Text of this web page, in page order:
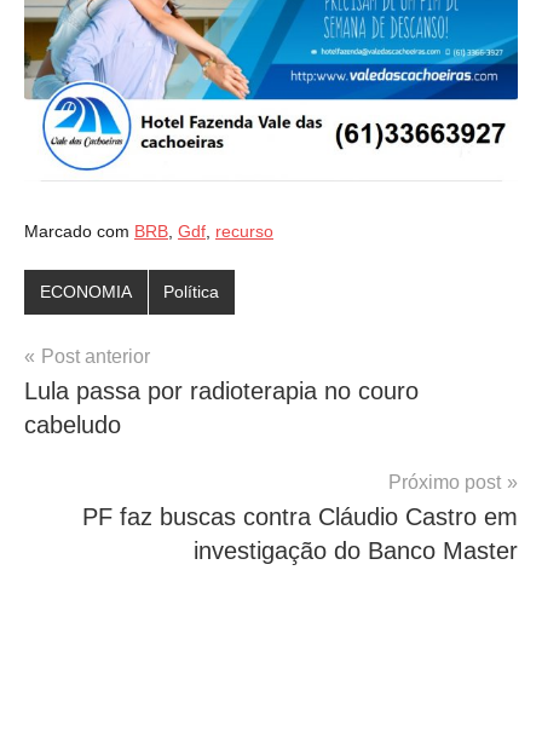
Marcado com BRB Gdf recurso
ECONOMIA Política
Navegação
de
Post
Post anterior
Lula passa por radioterapia no couro
cabeludo
Próximo post
PF faz buscas contra Cláudio Castro em
investigação do Banco Master